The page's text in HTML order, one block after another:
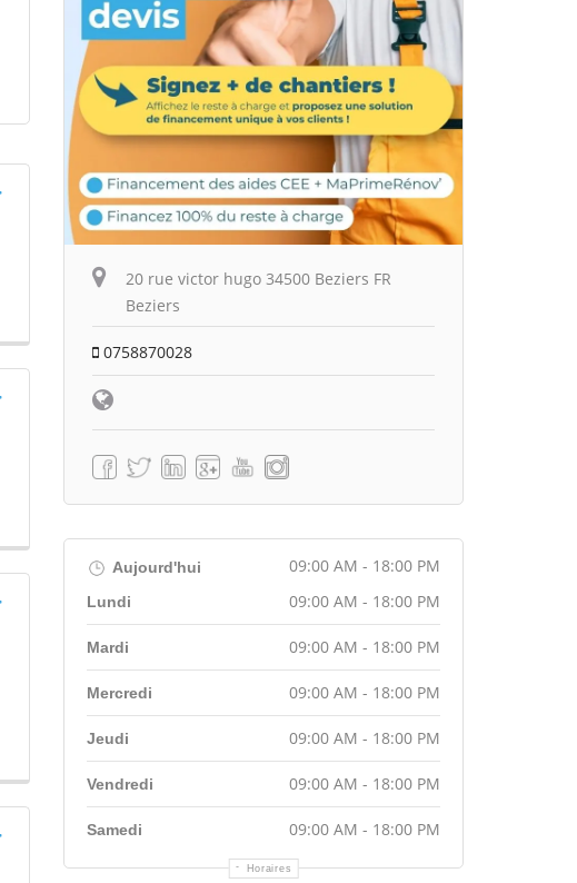
20 rue victor hugo 34500 Beziers FR
Beziers
0758870028
Aujourd'hui 09:00 AM - 18:00 PM
Horaires
Lundi 09:00 AM - 18:00 PM
Mardi 09:00 AM - 18:00 PM
Mercredi 09:00 AM - 18:00 PM
Jeudi 09:00 AM - 18:00 PM
Vendredi 09:00 AM - 18:00 PM
Samedi 09:00 AM - 18:00 PM